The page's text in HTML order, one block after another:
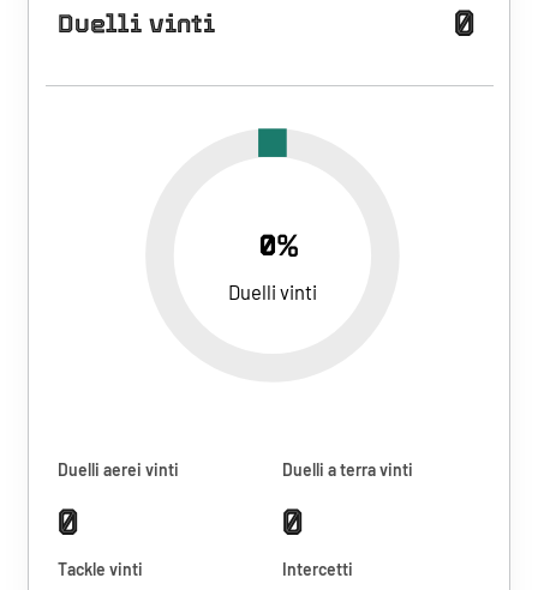
Duelli vinti 0
0%
Duelli vinti
Duelli aerei vinti
0
Duelli a terra vinti
0
Tackle vinti Intercetti